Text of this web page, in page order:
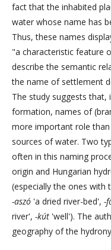
fact that the inhabited
water whose name has
Thus, these names
"a characteristic feature
describe the semantic
the name of settlement
The study suggests that,
formation, names of
more important role
sources of water. Two
often in this naming
origin and Hungarian
(especially the ones with
-aszó 'a dried river-bed', -
river', -kút 'well'). The
geography of the